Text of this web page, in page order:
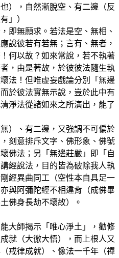
），自然漸脫空、有二邊（反
」）
即無願求。若法是空、無相、
說彼若有若無；言有、無者，
何以故？如來常說，若不執著
，由是著故，於彼彼法隨生執
法！但唯虚妄戲論分別「無邊
於彼法實無示說，豈於此中有
淨法從諸如來之所演出，能了
）、有二邊，又強調不可偏於
刻意排斥文字、佛形象、佛號
佛法；另「無邊莊嚴」即「自
經說法，目的皆為破除我人執
經異曲同工（空性本自具足一
與阿彌陀經不相違背（成佛畢
佛身長劫不壞故）。
大師揭示「唯心淨土」，勸修
就（大徹大悟），而上根人又
戒律成就）、像法一千年（禪